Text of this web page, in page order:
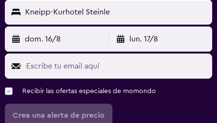
Zona de trabajo
Fax/fotocopiadora
Escritorio
Kneipp-Kurhotel Steinle
dom. 16/8 lun. 17/8
Recibir las ofertas especiales de momondo
Crea una alerta de precio